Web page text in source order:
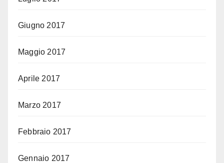
Giugno 2017
Maggio 2017
Aprile 2017
Marzo 2017
Febbraio 2017
Gennaio 2017